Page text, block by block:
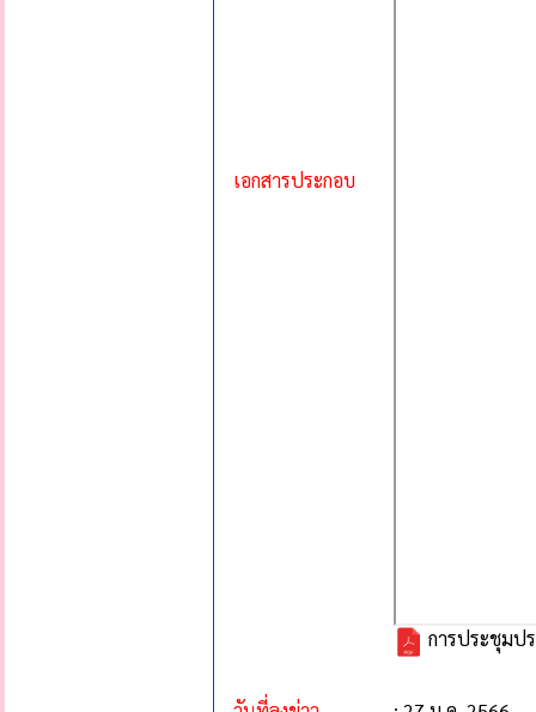
เอกสารประกอบ
การประชุม